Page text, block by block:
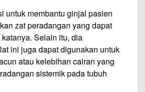
untuk membantu ginjal pasien
zat peradangan yang dapat
katanya. Selain itu, dia
ini juga dapat digunakan untuk
atau kelebihan cairan yang
sistemik pada tubuh